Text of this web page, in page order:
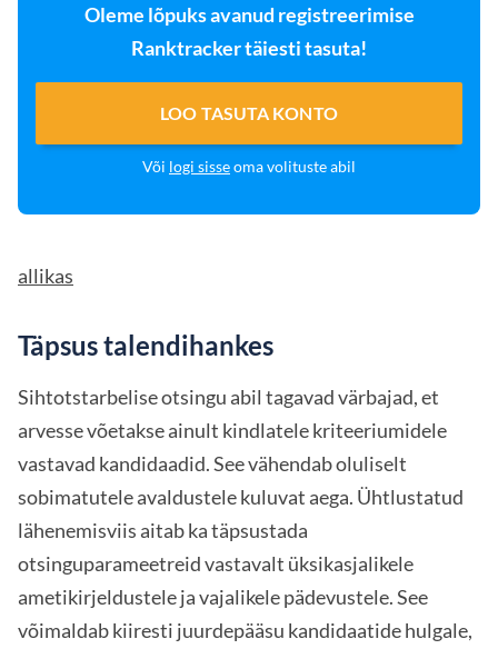
Oleme lõpuks avanud registreerimise
Ranktracker täiesti tasuta!
LOO TASUTA KONTO
Või logi sisseoma volituste abil
allikas
Täpsus talendihankes
Sihtotstarbelise otsingu abil tagavad värbajad, et
arvesse võetakse ainult kindlatele kriteeriumidele
vastavad kandidaadid. See vähendab oluliselt
sobimatutele avaldustele kuluvat aega. Ühtlustatud
lähenemisviis aitab ka täpsustada
otsinguparameetreid vastavalt üksikasjalikele
ametikirjeldustele ja vajalikele pädevustele. See
võimaldab kiiresti juurdepääsu kandidaatide hulgale,